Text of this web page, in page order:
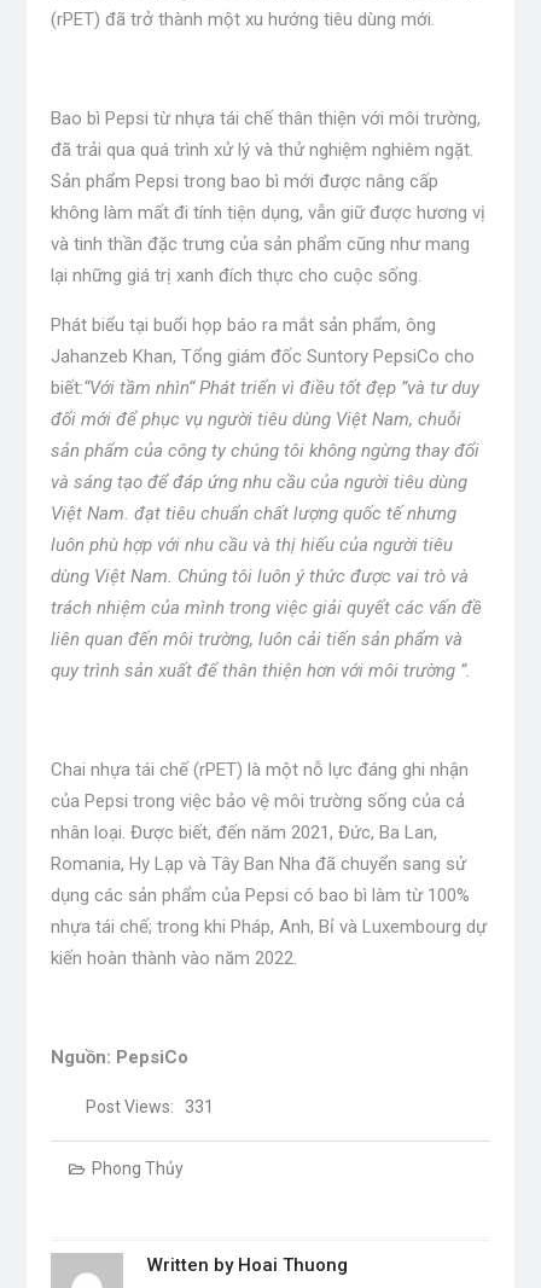
(rPET) đã trở thành một xu hướng tiêu dùng mới.
Bao bì Pepsi từ nhựa tái chế thân thiện với môi trường,
đã trải qua quá trình xử lý và thử nghiệm nghiêm ngặt.
Sản phẩm Pepsi trong bao bì mới được nâng cấp
không làm mất đi tính tiện dụng, vẫn giữ được hương vị
và tinh thần đặc trưng của sản phẩm cũng như mang
lại những giá trị xanh đích thực cho cuộc sống.
Phát biểu tại buổi họp báo ra mắt sản phẩm, ông
Jahanzeb Khan, Tổng giám đốc Suntory PepsiCo cho
biết:“Với tầm nhìn“ Phát triển vì điều tốt đẹp ”và tư duy
đổi mới để phục vụ người tiêu dùng Việt Nam, chuỗi
sản phẩm của công ty chúng tôi không ngừng thay đổi
và sáng tạo để đáp ứng nhu cầu của người tiêu dùng
Việt Nam. đạt tiêu chuẩn chất lượng quốc tế nhưng
luôn phù hợp với nhu cầu và thị hiếu của người tiêu
dùng Việt Nam. Chúng tôi luôn ý thức được vai trò và
trách nhiệm của mình trong việc giải quyết các vấn đề
liên quan đến môi trường, luôn cải tiến sản phẩm và
quy trình sản xuất để thân thiện hơn với môi trường ”.
Chai nhựa tái chế (rPET) là một nỗ lực đáng ghi nhận
của Pepsi trong việc bảo vệ môi trường sống của cả
nhân loại. Được biết, đến năm 2021, Đức, Ba Lan,
Romania, Hy Lạp và Tây Ban Nha đã chuyển sang sử
dụng các sản phẩm của Pepsi có bao bì làm từ 100%
nhựa tái chế; trong khi Pháp, Anh, Bỉ và Luxembourg dự
kiến ​​hoàn thành vào năm 2022.
Nguồn: PepsiCo
Post Views: 331
Phong Thủy
Written by Hoai Thuong